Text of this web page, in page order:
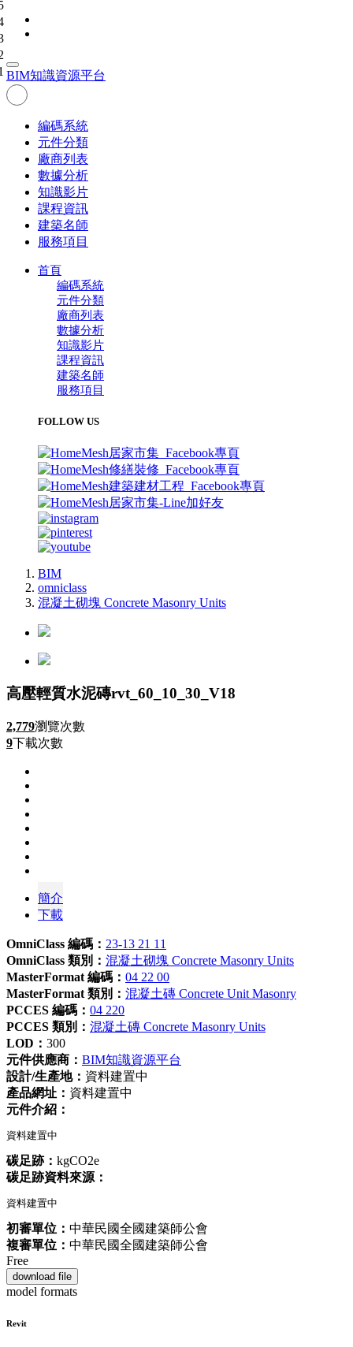
BIM知識資源平台
編碼系統
元件分類
廠商列表
數據分析
知識影片
課程資訊
建築名師
服務項目
首頁
編碼系統
元件分類
廠商列表
數據分析
知識影片
課程資訊
建築名師
服務項目
FOLLOW US
BIM
omniclass
混凝土砌塊 Concrete Masonry Units
高壓輕質水泥磚rvt_60_10_30_V18
2,779瀏覽次數
9下載次數
簡介
下載
OmniClass 編碼： 23-13 21 11
OmniClass 類別： 混凝土砌塊 Concrete Masonry Units
MasterFormat 編碼： 04 22 00
MasterFormat 類別： 混凝土磚 Concrete Unit Masonry
PCCES 編碼： 04 220
PCCES 類別： 混凝土磚 Concrete Masonry Units
LOD： 300
元件供應商： BIM知識資源平台
設計/生產地： 資料建置中
產品網址： 資料建置中
元件介紹：
資料建置中
碳足跡： kgCO2e
碳足跡資料來源：
資料建置中
初審單位： 中華民國全國建築師公會
複審單位： 中華民國全國建築師公會
Free
download file
model formats
Revit